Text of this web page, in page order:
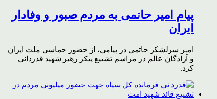
پیام امیر حاتمی به مردم صبور و وفادار
ایران
امیر سرلشکر حاتمی در پیامی، از حضور حماسی ملت ایران
و آزادگان عالم در مراسم تشییع پیکر رهبر شهید قدردانی
کرد.